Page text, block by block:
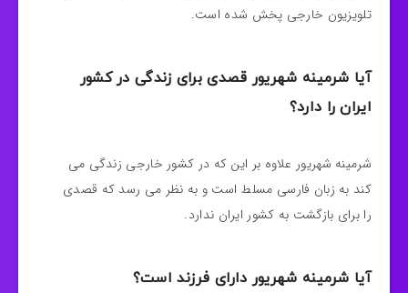
تلویزیون خارجی پخش شده است.
آیا شرمینه شهریور قصدی برای زندگی در کشور
ایران را دارد؟
شرمینه شهریور علاوه بر این که در کشور خارجی زندگی می
کند به زبان فارسی مسلط است و به نظر می‌ رسد که قصدی
را برای بازگشت به کشور ایران ندارد.
آیا شرمینه شهریور دارای فرزند است؟